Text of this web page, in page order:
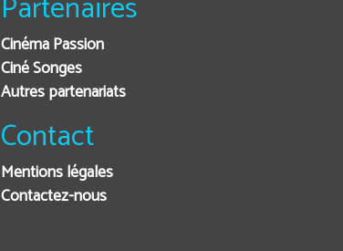
Cinéma Passion
Ciné Songes
Autres partenariats
Contact
Mentions légales
Contactez-nous